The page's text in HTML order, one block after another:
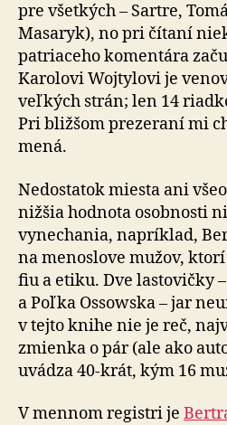
pre všet­kých – Sartre,
Masaryk), no pri čí­taní
patria­ceho komentára
Karolovi Wojtylovi je
veľkých strán; len 14
Pri bliž­šom pre­ze­raní mi
mená.
Nedostatok miesta ani
nižšia hod­nota osob­nosti
vy­ne­cha­nia, napríklad,
na me­no­slove mužov,
fiu a etiku. Dve lasto­vičky
a Poľka Ossowska – jar
v tejto knihe nie je reč,
zmienka o pár (ale ako
uvádza 40-krát, kým 16
V mennom registri je